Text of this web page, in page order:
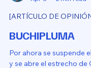
Apr 8
2 min read
[ARTÍCULO DE OPINIÓN]
BUCHIPLUMA